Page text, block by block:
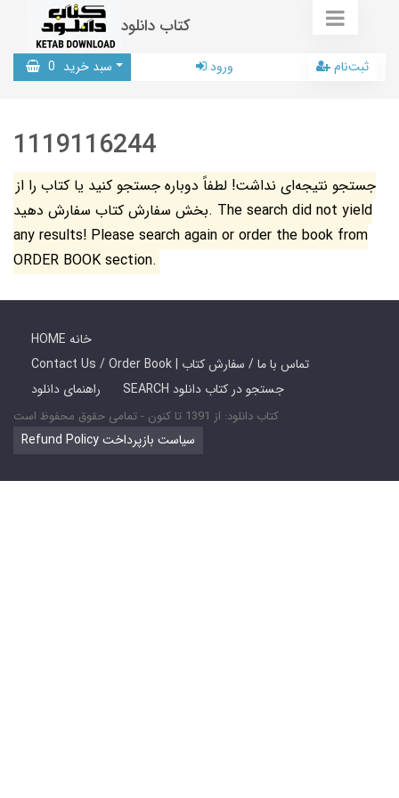
کتاب دانلود
سبد خرید 0 ورود ثبت‌نام
1119116244
جستجو نتیجه‌ای نداشت! لطفاً دوباره جستجو کنید یا کتاب را از
بخش سفارش کتاب سفارش دهید. The search did not yield
any results! Please search again or order the book from
ORDER BOOK section.
HOME خانه
Contact Us / Order Book | تماس با ما / سفارش کتاب
راهنمای دانلود
SEARCH جستجو در کتاب دانلود
کتاب دانلود: از 1391 تا کنون - تمامی حقوق محفوظ است
Refund Policy سیاست بازپرداخت